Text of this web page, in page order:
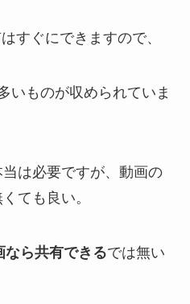
すぐにできますので、
いものが収められていま
は必要ですが、動画の
ても良い。
ら共有できるでは無い